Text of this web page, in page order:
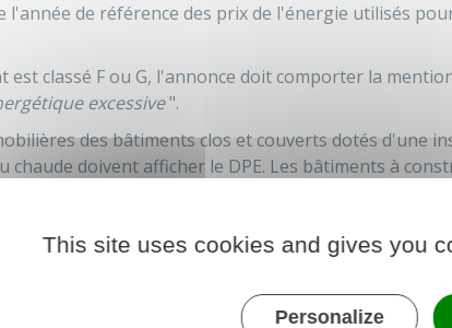
l'année de référence des prix de l'énergie utilisés
est classé F ou G, l'annonce doit comporter la
excessive".
des bâtiments clos et couverts dotés d'une
chaude doivent afficher le DPE. Les bâtiments à
du DPE si l'annonce est faite avant la fin des
être présentés les risques naturels
dans une annonce immobilière ?
This site uses cookies and gives you
Personalize